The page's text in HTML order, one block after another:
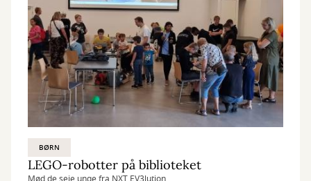
BØRN
LEGO-robotter på biblioteket